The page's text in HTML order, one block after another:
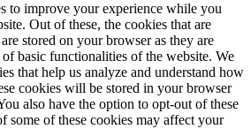
to improve your experience while you
Out of these, the cookies that are
stored on your browser as they are
basic functionalities of the website. We
that help us analyze and understand how
cookies will be stored in your browser
also have the option to opt-out of these
some of these cookies may affect your